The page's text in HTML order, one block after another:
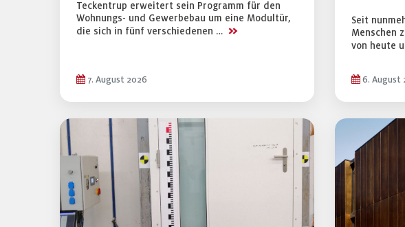
Teckentrup erweitert sein Programm für den
Wohnungs- und Gewerbebau um eine Modultür,
die sich in fünf verschiedenen … >>
7. August 2026
Seit
Menschen
von heute
6. August